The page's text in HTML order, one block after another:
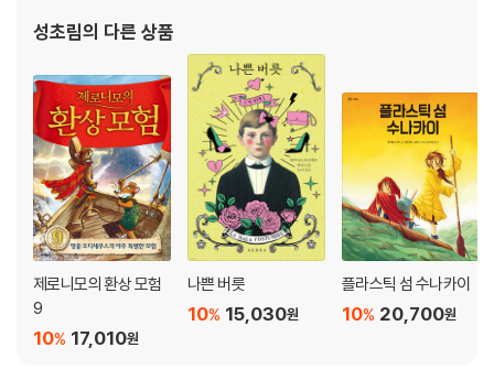
『콧구멍을 후비는 손가락』 등을 스페인어
성초림의 다른 상품
제로니모의 환상 모험
9
17,010원
10%
나쁜 버릇
15,030원
10%
플라스틱 섬 수나카이
20,700원
10%